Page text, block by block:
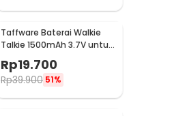
Taffware Baterai Walkie
Talkie 1500mAh 3.7V untuk
Rp19.700
Rp39.900 51%